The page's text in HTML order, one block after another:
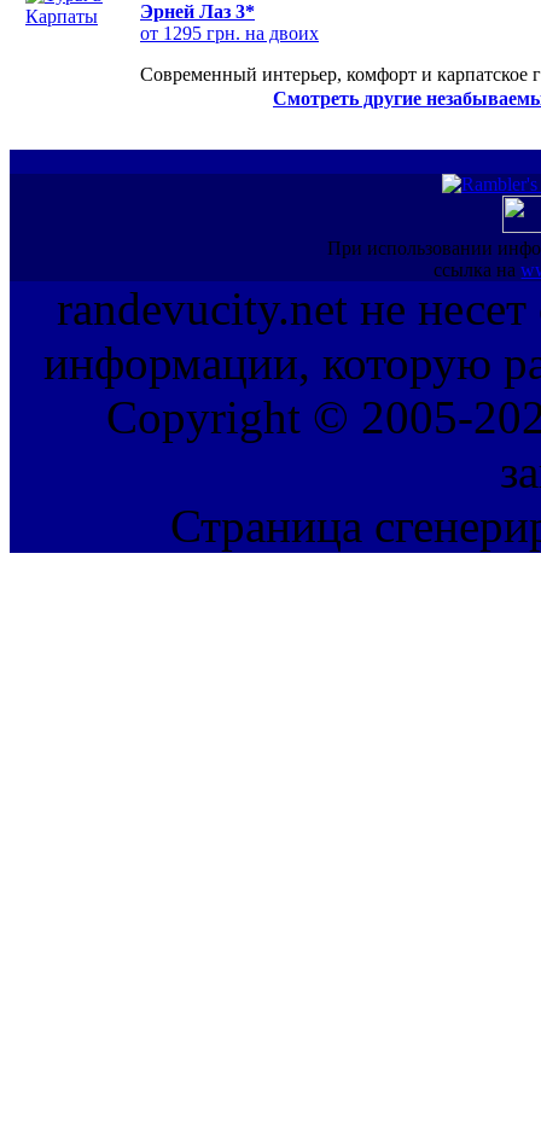
Эрней Лаз 3*
от 1295 грн. на двоих
Современный интерьер, комфорт и карпатское
Смотреть другие
При использовании
ссылка на
randevucity.net не несет
информации, которую
Copyright © 2005-
Страница